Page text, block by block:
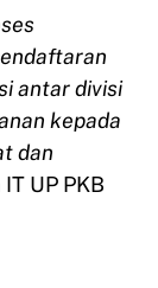
antar divisi
kepada
dan
UP PKB